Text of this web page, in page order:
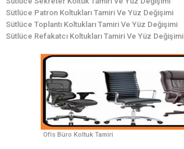
Sütlüce Patron Koltukları Tamiri Ve Yüz Değişimi
Sütlüce Toplantı Koltukları Tamiri Ve Yüz Değişimi
Sütlüce Refakatcı Koltukları Tamiri Ve Yüz Değişimi
Ofis Büro Koltuk Tamiri